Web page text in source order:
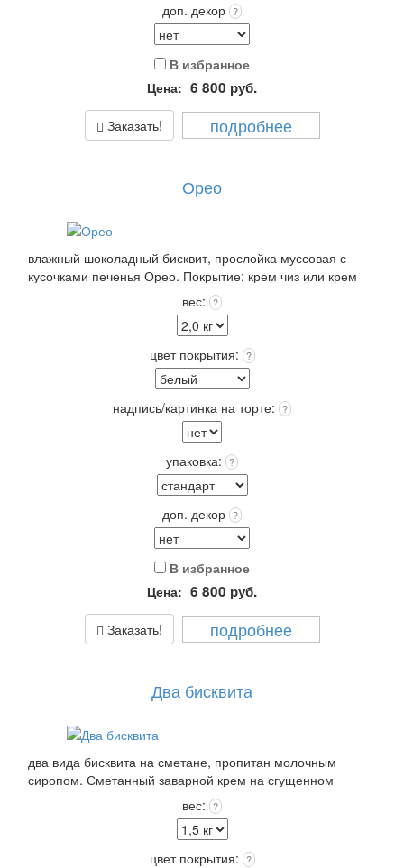
доп. декор ?
В избранное
Цена: 6 800 руб.
Заказать! подробнее
Орео
влажный шоколадный бисквит, прослойка муссовая с
кусочками печенья Орео. Покрытие: крем чиз или крем
пломбир выбранного цвета +12 цветов Покрытия входит в
Выберите: сделать Надпись на торте, это придаст торту
оригинальность и порадует Получателя!
Упаковка: Стандарт (белая) входит в стоимость.
Срок хранения: 72 часа (3 суток) при t 4+(-)2
вес: ?
цвет покрытия: ?
надпись/картинка на торте: ?
упаковка: ?
доп. декор ?
В избранное
Цена: 6 800 руб.
Заказать! подробнее
Два бисквита
два вида бисквита на сметане, пропитан молочным
сиропом. Сметанный заварной крем на сгущенном
молоке и натуральные сливки. Покрытие: крем чиз или
крем пломбир выбранного цвета +входит в стоимость!
Упаковка: Стандарт (белая) входит в стоимость.
Срок хранения: 72 часа (3 суток) при t 4+(-)2
вес: ?
цвет покрытия: ?